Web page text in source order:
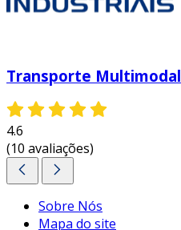
Transporte Multimodal
4.6
(10 avaliações)
Sobre Nós
Mapa do site